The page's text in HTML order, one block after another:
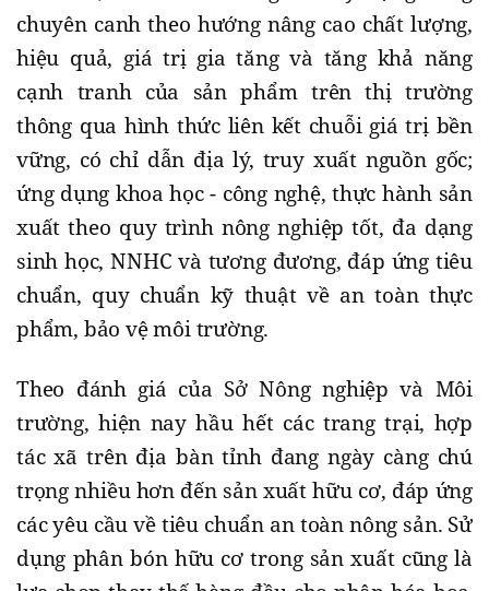
chuyên canh theo hướng nâng cao chất lượng,
hiệu quả, giá trị gia tăng và tăng khả năng
cạnh tranh của sản phẩm trên thị trường
thông qua hình thức liên kết chuỗi giá trị bền
vững, có chỉ dẫn địa lý, truy xuất nguồn gốc;
ứng dụng khoa học - công nghệ, thực hành sản
xuất theo quy trình nông nghiệp tốt, đa dạng
sinh học, NNHC và tương đương, đáp ứng tiêu
chuẩn, quy chuẩn kỹ thuật về an toàn thực
phẩm, bảo vệ môi trường.
Theo đánh giá của Sở Nông nghiệp và Môi
trường, hiện nay hầu hết các trang trại, hợp
tác xã trên địa bàn tỉnh đang ngày càng chú
trọng nhiều hơn đến sản xuất hữu cơ, đáp ứng
các yêu cầu về tiêu chuẩn an toàn nông sản. Sử
dụng phân bón hữu cơ trong sản xuất cũng là